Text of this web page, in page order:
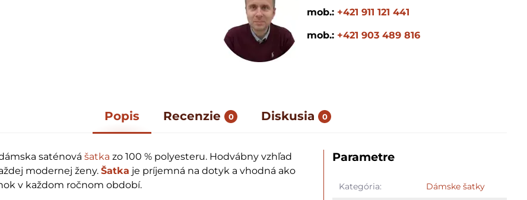
mob.: +421 911 121 441
mob.: +421 903 489 816
Popis Recenzie 0 Diskusia 0
saténovášatka zo 100 % polyesteru. Hodvábny vzhľad
modernej ženy.Šatka je príjemná na dotyk a vhodná ako
v každom ročnom období.
Parametre
Kategória: Dámske šatky